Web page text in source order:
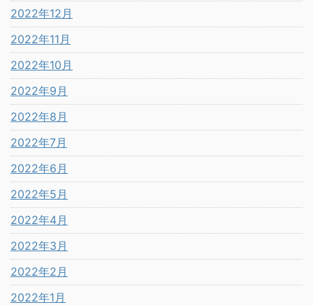
2022年12月
2022年11月
2022年10月
2022年9月
2022年8月
2022年7月
2022年6月
2022年5月
2022年4月
2022年3月
2022年2月
2022年1月